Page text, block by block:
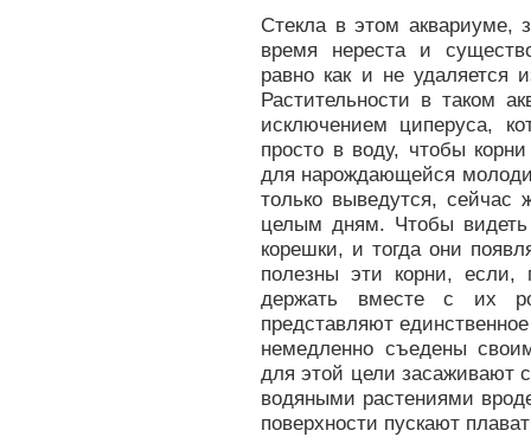
Стекла в этом аквариуме,
время нереста и
равно как и не удаляется
Растительности в таком
исключением циперуса,
просто в воду, чтобы
для нарождающейся
только выведутся,
целым дням. Чтобы видеть
корешки, и тогда они
полезны эти корни, если,
держать вместе с их
представляют
немедленно съедены
для этой цели засаживают
водяными растениями
поверхности пускают